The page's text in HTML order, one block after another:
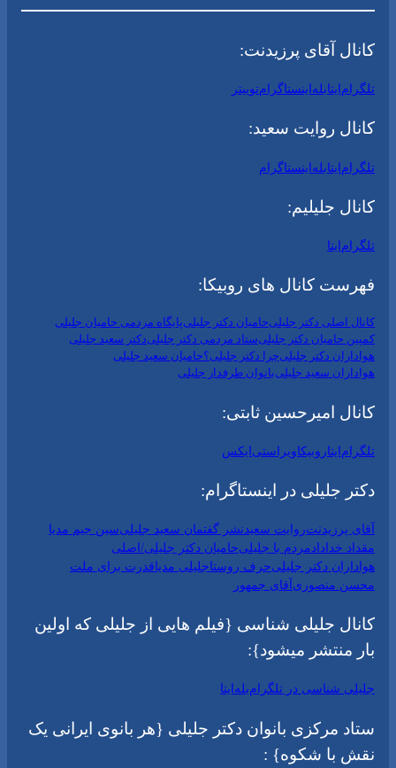
کانال آقای پرزیدنت:
تلگرامایتابلهاینستاگرامتوییتر
کانال روایت سعید:
تلگرامایتابلهاینستاگرام
کانال جلیلیم:
تلگرامایتا
فهرست کانال های روبیکا:
کانال اصلی دکتر جلیلیحامیان دکتر جلیلیپایگاه مردمی حامیان جلیلی
کمپین حامیان دکتر جلیلیستاد مردمی دکتر جلیلیدکتر سعید جلیلی
هواداران دکتر جلیلیچرا دکتر جلیلی؟حامیان سعید جلیلی
هواداران سعید جلیلیبانوان طرفدار جلیلی
کانال امیرحسین ثابتی:
تلگرامایتاروبیکاویراستیایکس
دکتر جلیلی در اینستاگرام:
آقای پرزیدنتروایت سعیدنشر گفتمان سعید جلیلیسین جیم مدیا
مقداد خدادادمردم با جلیلیحامیان دکتر جلیلی/اصلی
هواداران دکتر جلیلیحرف روستاجلیلی مدیاقدرت برای ملت
محسن منصوریآقای جمهور
کانال جلیلی شناسی {فیلم هایی از جلیلی که اولین
بار منتشر میشود}:
جلیلی شناسی در تلگرامبلهایتا
ستاد مرکزی بانوان دکتر جلیلی {هر بانوی ایرانی یک
نقش با شکوه} :